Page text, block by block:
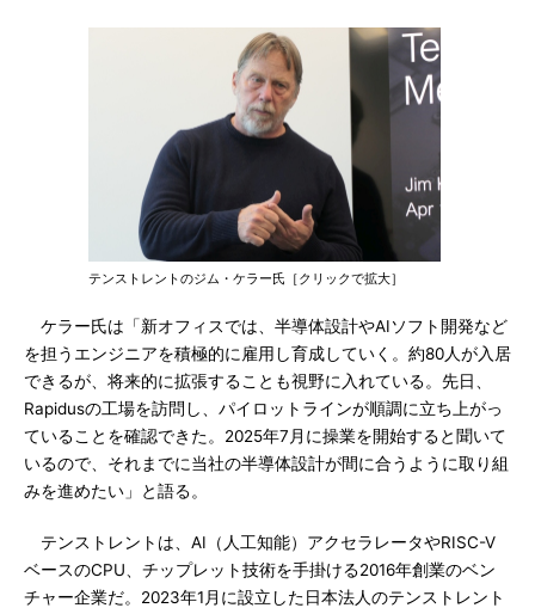
テンストレントのジム・ケラー氏［クリックで拡大］
ケラー氏は「新オフィスでは、半導体設計やAIソフト開発など
を担うエンジニアを積極的に雇用し育成していく。約80人が入居
できるが、将来的に拡張することも視野に入れている。先日、
Rapidusの工場を訪問し、パイロットラインが順調に立ち上がっ
ていることを確認できた。2025年7月に操業を開始すると聞いて
いるので、それまでに当社の半導体設計が間に合うように取り組
みを進めたい」と語る。
テンストレントは、AI（人工知能）アクセラレータやRISC-V
ベースのCPU、チップレット技術を手掛ける2016年創業のベン
チャー企業だ。2023年1月に設立した日本法人のテンストレント